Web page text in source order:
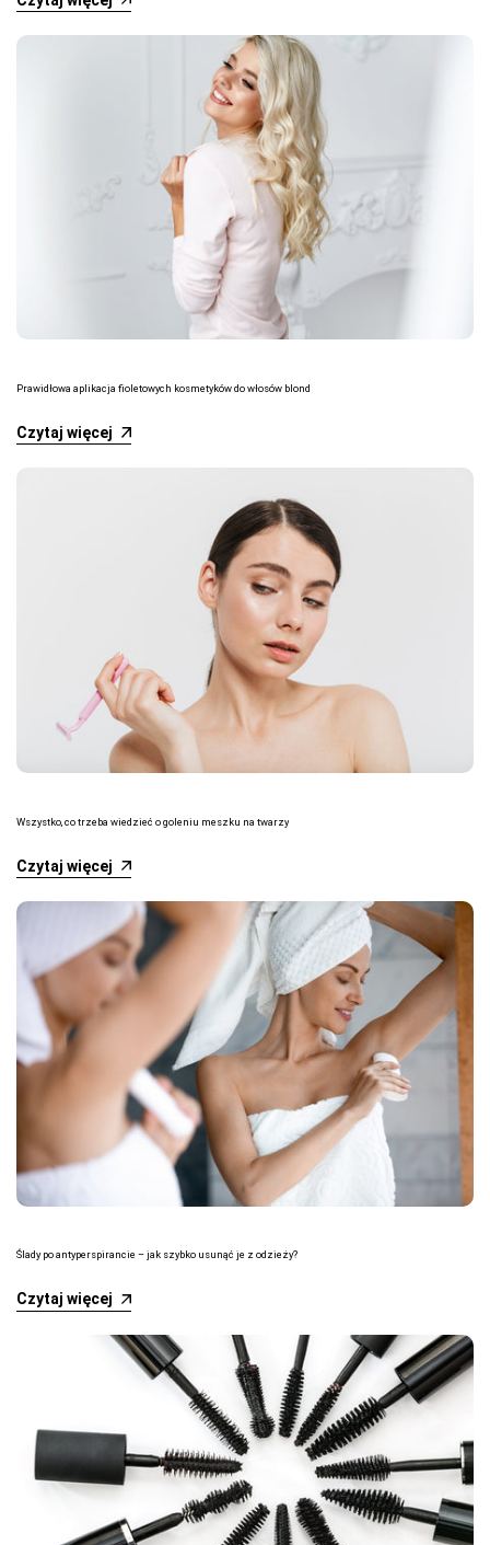
Prawidłowa aplikacja fioletowych kosmetyków do włosów blond
Czytaj więcej
Wszystko, co trzeba wiedzieć o goleniu meszku na twarzy
Czytaj więcej
Ślady po antyperspirancie – jak szybko usunąć je z odzieży?
Czytaj więcej